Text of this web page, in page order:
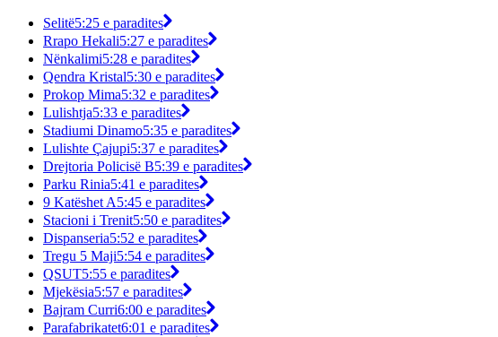
Selitë5:25 e paradites
Rrapo Hekali5:27 e paradites
Nënkalimi5:28 e paradites
Qendra Kristal5:30 e paradites
Prokop Mima5:32 e paradites
Lulishtja5:33 e paradites
Stadiumi Dinamo5:35 e paradites
Lulishte Çajupi5:37 e paradites
Drejtoria Policisë B5:39 e paradites
Parku Rinia5:41 e paradites
9 Katëshet A5:45 e paradites
Stacioni i Trenit5:50 e paradites
Dispanseria5:52 e paradites
Tregu 5 Maji5:54 e paradites
QSUT5:55 e paradites
Mjekësia5:57 e paradites
Bajram Curri6:00 e paradites
Parafabrikatet6:01 e paradites